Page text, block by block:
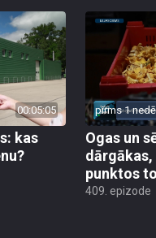
00:05:05
kas
pirms 1
Ogas un
punktos
409. epizode